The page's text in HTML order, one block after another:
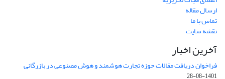
ارسال مقاله
تماس با ما
نقشه سایت
آخرین اخبار
فراخوان دریافت مقالات حوزه تجارت هوشمند و هوش مصنوعی در بازرگانی
1401-08-28